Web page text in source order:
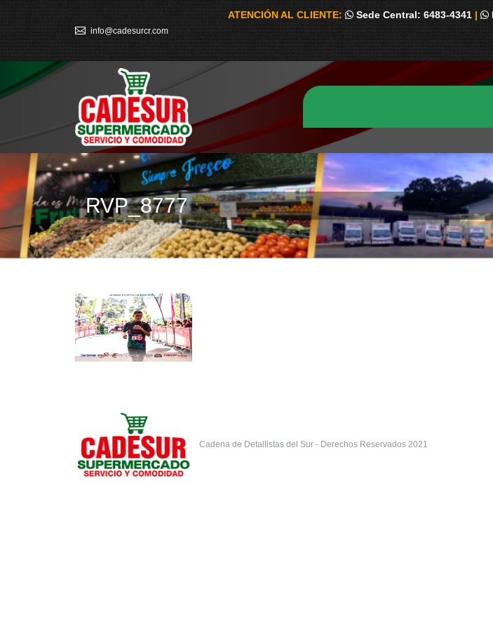
info@cadesurcr.com
ATENCIÓN AL CLIENTE: Sede Central: 6483-4341 |
RVP_8777
Cadena de Detallistas del Sur - Derechos Reservados 2021